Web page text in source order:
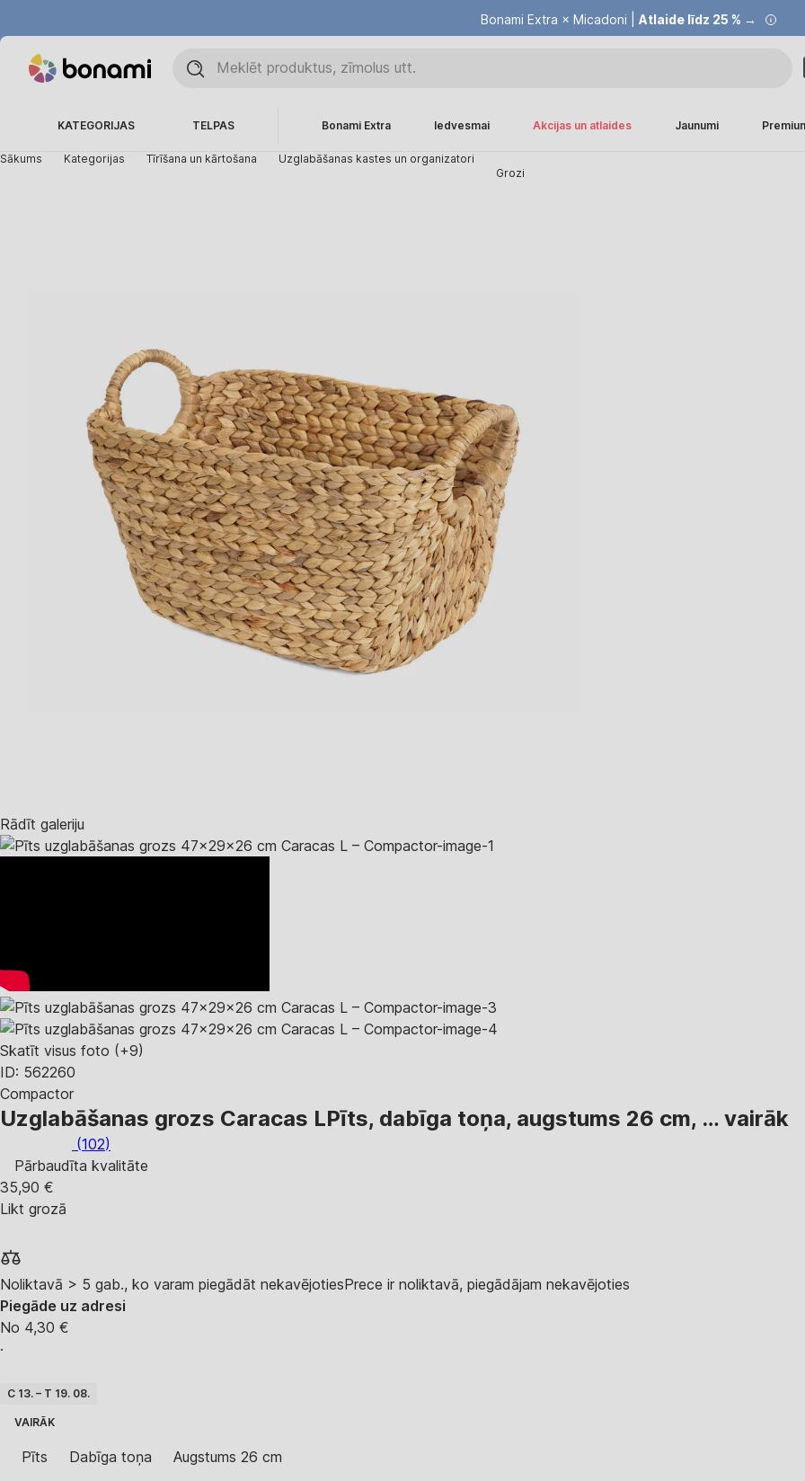
Bonami Extra × Micadoni | Atlaide līdz 25 % →
KATEGORIJAS TELPAS Bonami Extra Iedvesmai Akcijas un atlaides Jaunumi
Sākums Kategorijas Tīrīšana un kārtošana
Uzglabāšanas kastes un organizatori
Grozi
Rādīt galeriju
Skatīt visus foto (+9)
ID: 562260
Compactor
Uzglabāšanas grozs Caracas LPīts, dabīga toņa, augstums 26 cm, … vairāk
(102)
Pārbaudīta kvalitāte
35,90 €
Likt grozā
Noliktavā > 5 gab., ko varam piegādāt nekavējotiesPrece ir noliktavā, piegādājam nekavējoties
Piegāde uz adresi
No 4,30 €
·
C 13. – T 19. 08.
VAIRĀK
Pīts Dabīga toņa Augstums 26 cm